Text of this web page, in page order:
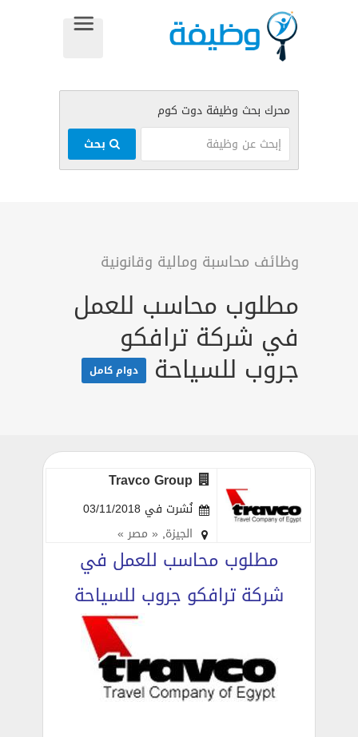
وظائف محاسبة ومالية وقانونية
مطلوب محاسب للعمل
في شركة ترافكو
جروب للسياحة دوام كامل
Travco Group
نُشرت في 03/11/2018
الجيزة, « مصر »
مطلوب محاسب للعمل في
شركة ترافكو جروب للسياحة